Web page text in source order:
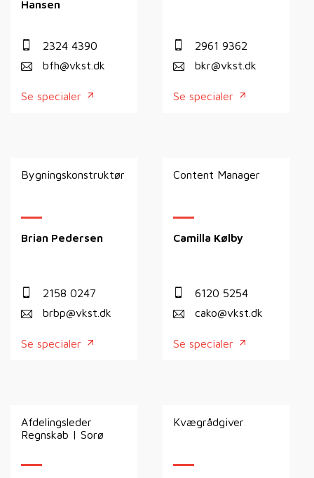
Hansen
2324 4390
bfh@vkst.dk
Se specialer
2961 9362
bkr@vkst.dk
Se specialer
Bygningskonstruktør
Brian Pedersen
2158 0247
brbp@vkst.dk
Se specialer
Content Manager
Camilla Kølby
6120 5254
cako@vkst.dk
Se specialer
Afdelingsleder
Regnskab | Sorø
Kvægrådgiver